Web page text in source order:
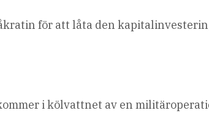
för att låta den
i kölvattnet av en